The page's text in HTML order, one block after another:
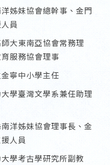
姊妹協會總幹事、金門
員
大東南亞協會常務理
服務協會理事
寧中小學主任
學臺灣文學系兼任助理
洋姊妹協會理事長、金
人員
學考古學研究所副教